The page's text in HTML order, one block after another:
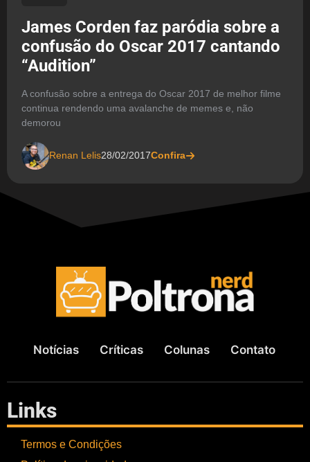
James Corden faz paródia sobre a
confusão do Oscar 2017 cantando
“Audition”
A confusão sobre a entrega do Oscar 2017 de melhor filme
continua rendendo uma avalanche de memes e, não
demorou
Renan Lelis28/02/2017Confira
Notícias Críticas Colunas Contato
Links
Termos e Condições